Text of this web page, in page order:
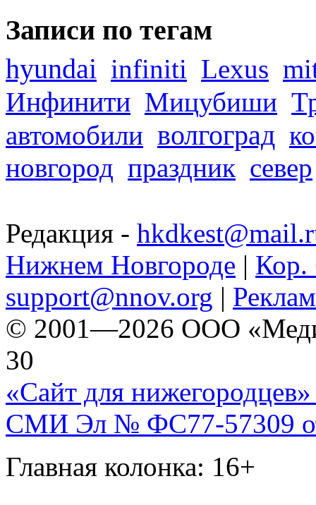
Записи по тегам
hyundai infiniti Lexus
Инфинити Мицубиши
автомобили волгоград
новгород праздник север
Редакция -
Нижнем Новгороде | Кор.
support@nnov.org |
© 2001—2026 ООО
30
«Сайт для нижегородцев»
СМИ Эл № ФС77-57309
Главная колонка: 16+